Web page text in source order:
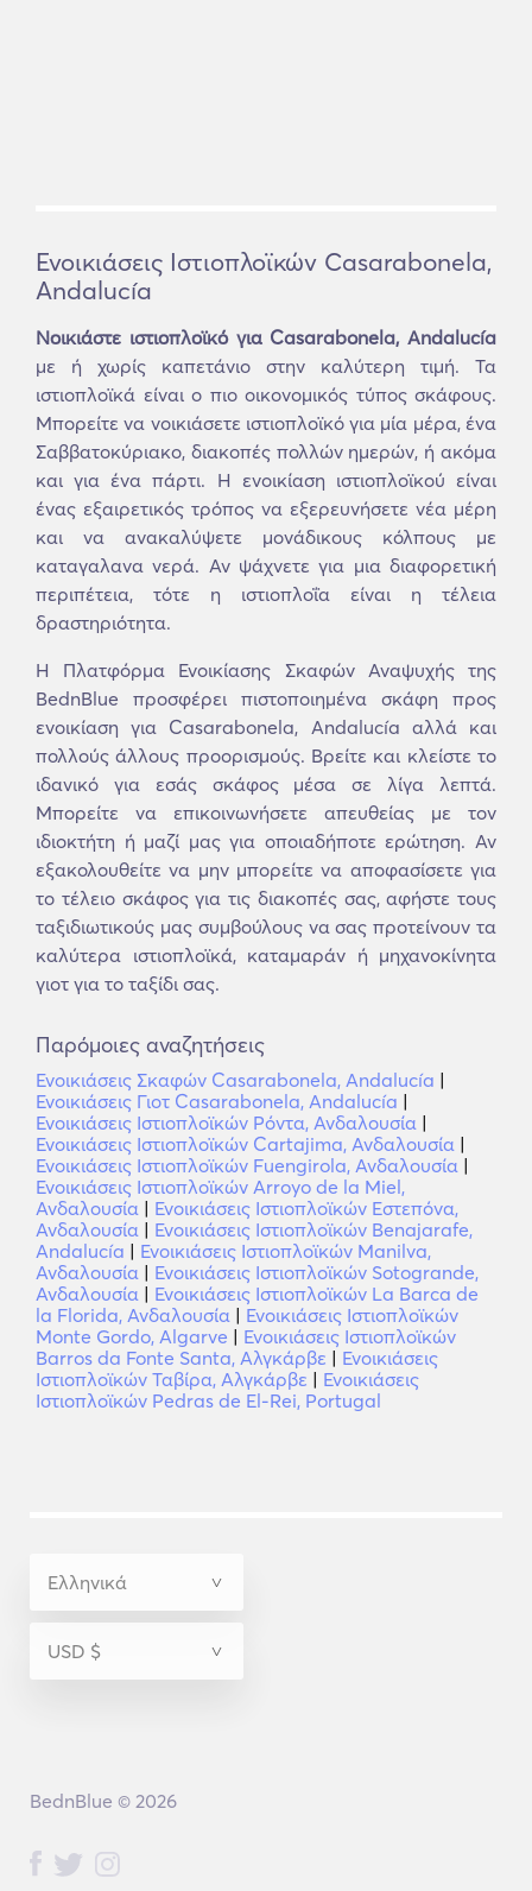
Ενοικιάσεις Ιστιοπλοϊκών Casarabonela,
Andalucía
Νοικιάστε ιστιοπλοϊκό για Casarabonela, Andalucía
με ή χωρίς καπετάνιο στην καλύτερη τιμή. Τα
ιστιοπλοϊκά είναι ο πιο οικονομικός τύπος σκάφους.
Μπορείτε να νοικιάσετε ιστιοπλοϊκό για μία μέρα, ένα
Σαββατοκύριακο, διακοπές πολλών ημερών, ή ακόμα
και για ένα πάρτι. Η ενοικίαση ιστιοπλοϊκού είναι
ένας εξαιρετικός τρόπος να εξερευνήσετε νέα μέρη
και να ανακαλύψετε μονάδικους κόλπους με
καταγαλανα νερά. Αν ψάχνετε για μια διαφορετική
περιπέτεια, τότε η ιστιοπλοΐα είναι η τέλεια
δραστηριότητα.
Η Πλατφόρμα Ενοικίασης Σκαφών Αναψυχής της
BednBlue προσφέρει πιστοποιημένα σκάφη προς
ενοικίαση για Casarabonela, Andalucía αλλά και
πολλούς άλλους προορισμούς. Βρείτε και κλείστε το
ιδανικό για εσάς σκάφος μέσα σε λίγα λεπτά.
Μπορείτε να επικοινωνήσετε απευθείας με τον
ιδιοκτήτη ή μαζί μας για οποιαδήποτε ερώτηση. Αν
εξακολουθείτε να μην μπορείτε να αποφασίσετε για
το τέλειο σκάφος για τις διακοπές σας, αφήστε τους
ταξιδιωτικούς μας συμβούλους να σας προτείνουν τα
καλύτερα ιστιοπλοϊκά, καταμαράν ή μηχανοκίνητα
γιοτ για το ταξίδι σας.
Παρόμοιες αναζητήσεις
Ενοικιάσεις Σκαφών Casarabonela, Andalucía |
Ενοικιάσεις Γιοτ Casarabonela, Andalucía |
Ενοικιάσεις Ιστιοπλοϊκών Ρόντα, Ανδαλουσία |
Ενοικιάσεις Ιστιοπλοϊκών Cartajima, Ανδαλουσία |
Ενοικιάσεις Ιστιοπλοϊκών Fuengirola, Ανδαλουσία |
Ενοικιάσεις Ιστιοπλοϊκών Arroyo de la Miel,
Ανδαλουσία | Ενοικιάσεις Ιστιοπλοϊκών Εστεπόνα,
Ανδαλουσία | Ενοικιάσεις Ιστιοπλοϊκών Benajarafe,
Andalucía | Ενοικιάσεις Ιστιοπλοϊκών Manilva,
Ανδαλουσία | Ενοικιάσεις Ιστιοπλοϊκών Sotogrande,
Ανδαλουσία | Ενοικιάσεις Ιστιοπλοϊκών La Barca de
la Florida, Ανδαλουσία | Ενοικιάσεις Ιστιοπλοϊκών
Monte Gordo, Algarve | Ενοικιάσεις Ιστιοπλοϊκών
Barros da Fonte Santa, Αλγκάρβε | Ενοικιάσεις
Ιστιοπλοϊκών Ταβίρα, Αλγκάρβε | Ενοικιάσεις
Ιστιοπλοϊκών Pedras de El-Rei, Portugal
BednBlue © 2026